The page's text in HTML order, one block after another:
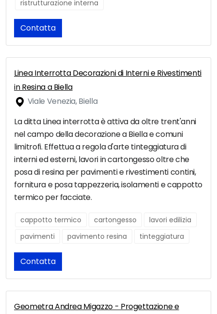
ristrutturazione interna
Contatta
Linea Interrotta Decorazioni di Interni e Rivestimenti
in Resina a Biella
Viale Venezia, Biella
La ditta Linea interrotta è attiva da oltre trent'anni
nel campo della decorazione a Biella e comuni
limitrofi. Effettua a regola d'arte tinteggiatura di
interni ed esterni, lavori in cartongesso oltre che
posa di resina per pavimenti e rivestimenti contini,
fornitura e posa tappezzeria, isolamenti e cappotto
termico per facciate.
cappotto termico cartongesso
lavori edilizia
pavimenti
pavimento resina tinteggiatura
Contatta
Geometra Andrea Migazzo - Progettazione e